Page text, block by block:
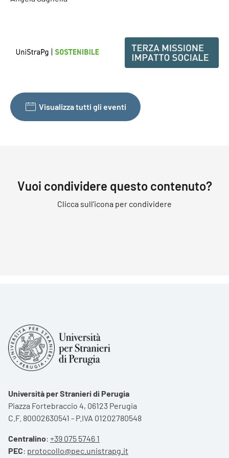
Visualizza tutti gli eventi
Vuoi condividere questo contenuto?
Clicca sull'icona per condividere
Università per Stranieri di Perugia
Piazza Fortebraccio 4, 06123 Perugia
C.F. 80002630541 - P.IVA 01202780548
Centralino: +39 075 5746 1
PEC: protocollo@pec.unistrapg.it